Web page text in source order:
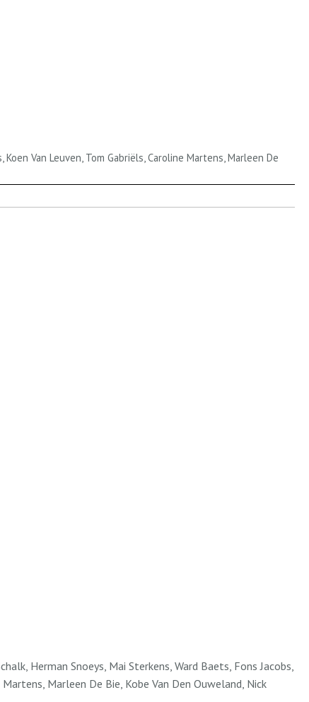
Van Leuven, Tom Gabriëls, Caroline Martens, Marleen De
Herman Snoeys, Mai Sterkens, Ward Baets, Fons Jacobs,
Marleen De Bie, Kobe Van Den Ouweland, Nick